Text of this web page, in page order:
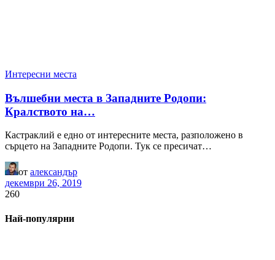
Интересни места
Вълшебни места в Западните Родопи:
Кралството на…
Кастраклий е едно от интересните места, разположено в
сърцето на Западните Родопи. Тук се пресичат…
от александър
декември 26, 2019
260
Най-популярни